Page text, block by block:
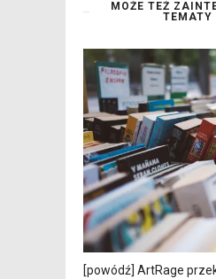
MOŻE TEŻ
TEMATY
[powódź] ArtRage